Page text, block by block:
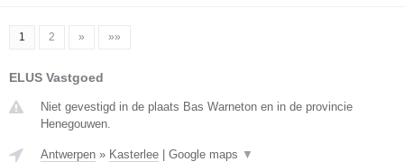
1 2 » »»
ELUS Vastgoed
Niet gevestigd in de plaats Bas Warneton en in de provincie
Henegouwen.
Antwerpen » Kasterlee Google maps ▼